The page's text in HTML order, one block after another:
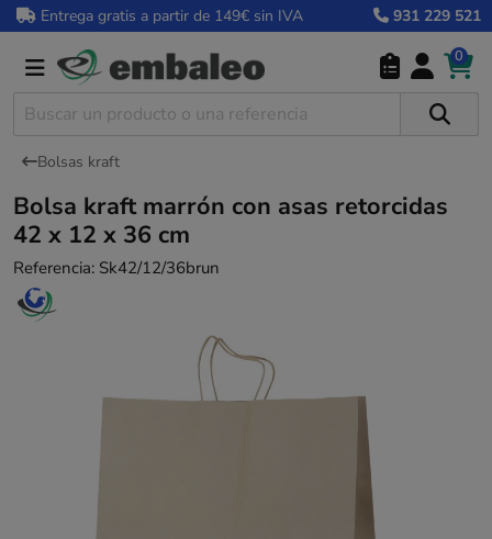
Entrega gratis a partir de 149€ sin IVA 931 229 521
0
Bolsas kraft
Bolsa kraft marrón con asas retorcidas
42 x 12 x 36 cm
Referencia: Sk42/12/36brun